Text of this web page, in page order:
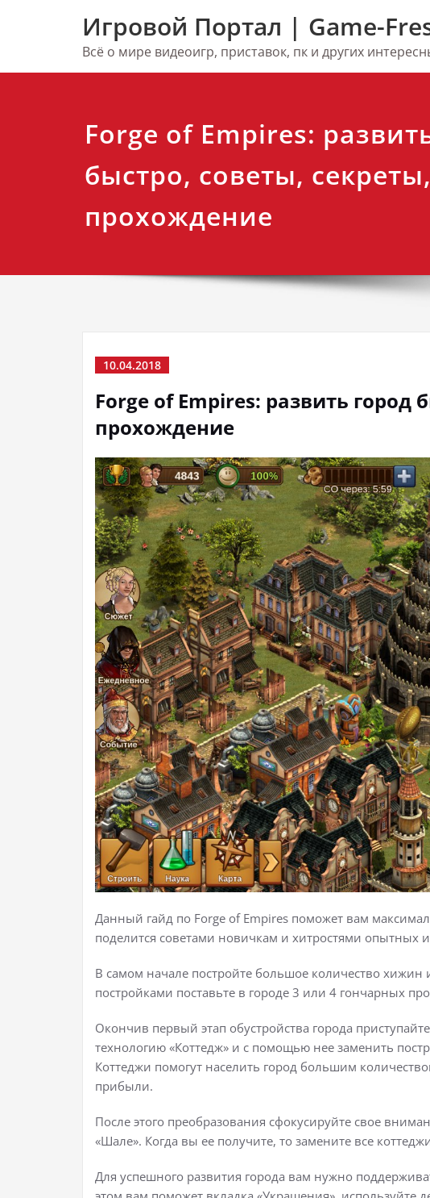
Игровой Портал | Game-
Всё о мире видеоигр, приставок, пк и других
Forge of Empires:
быстро, советы, секреты,
прохождение
10.04.2018
Forge of Empires: развить город
прохождение
Данный гайд по Forge of Empires поможет вам
поделится советами новичкам и хитростями опытных
В самом начале постройте большое количество
постройками поставьте в городе 3 или 4 гончарных
Окончив первый этап обустройства города
технологию «Коттедж» и с помощью нее заменить
Коттеджи помогут населить город большим
прибыли.
После этого преобразования сфокусируйте свое
«Шале». Когда вы ее получите, то замените все
Для успешного развития города вам нужно